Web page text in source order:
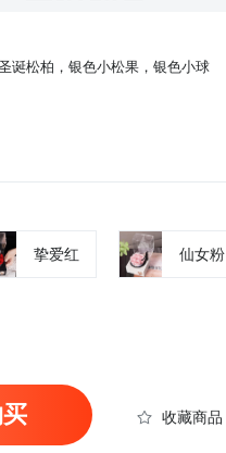
诞松柏，银色小松果，银色小球
挚爱红 仙女粉
收藏商品